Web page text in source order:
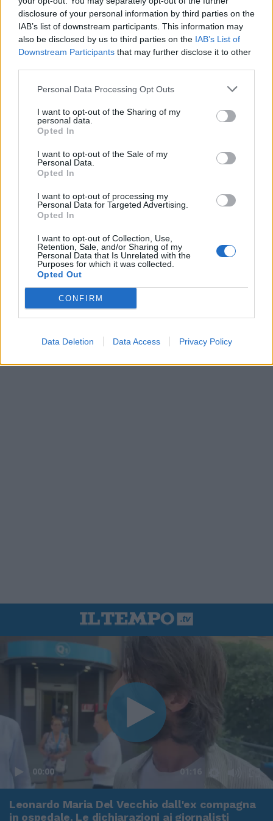
disclosure of your personal information by third parties on the
IAB’s list of downstream participants. This information may
also be disclosed by us to third parties on the IAB’s List of
Downstream Participants that may further disclose it to other
Personal Data Processing Opt Outs
I want to opt-out of the Sharing of my
personal data.
Opted In
I want to opt-out of the Sale of my
Personal Data.
Opted In
I want to opt-out of processing my
Personal Data for Targeted Advertising.
Opted In
I want to opt-out of Collection, Use,
Retention, Sale, and/or Sharing of my
Personal Data that Is Unrelated with the
Purposes for which it was collected.
Opted Out
CONFIRM
Data Deletion Data Access Privacy Policy
In evidenza
00:00 01:16
Leonardo Maria Del Vecchio dall'ex compagna
in ospedale. Le dichiarazioni ai giornalisti